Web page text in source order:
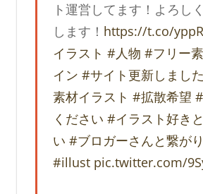
ト運営してます！よろし
します！ https://t.co/
イラスト #人物 #フリー
イン #サイト更新しました
素材イラスト #拡散希望
ください #イラスト好き
い #ブロガーさんと繋が
#illust pic.twitter.com/